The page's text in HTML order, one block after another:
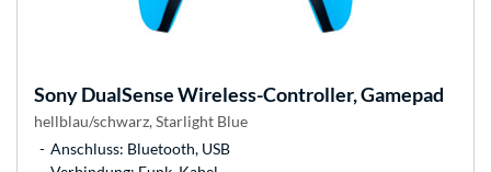
SonyDualSense Wireless-Controller, Gamepad
hellblau/schwarz, Starlight Blue
Anschluss: Bluetooth, USB